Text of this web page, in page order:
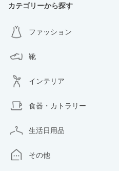
カテゴリーから探す
ファッション
靴
インテリア
食器・カトラリー
生活日用品
その他